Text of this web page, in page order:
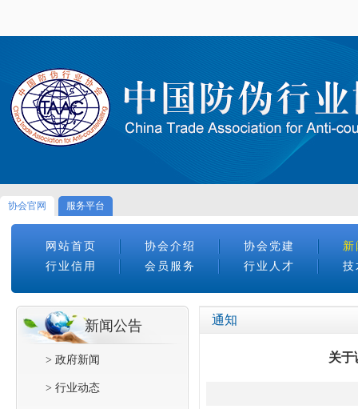
协会官网 服务平台
网站首页 协会介绍 协会党建
行业信用
会员服务 行业人才 技
新闻公告
> 政府新闻
> 行业动态
通知
关于